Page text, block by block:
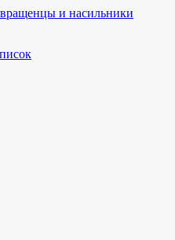
и насильники